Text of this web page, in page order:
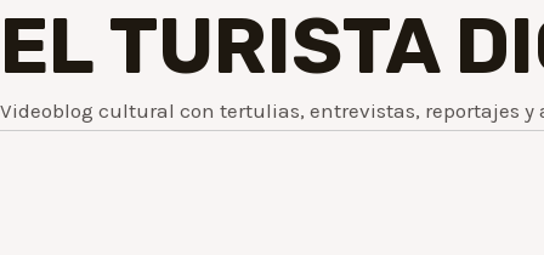
EL TURISTA
Videoblog cultural con tertulias, entrevistas, reportajes y